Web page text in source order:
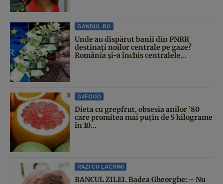
GANDUL.RO
Unde au dispărut banii din PNRR
destinați noilor centrale pe gaze?
România și-a închis centralele...
G4FOOD
Dieta cu grepfrut, obsesia anilor ’80
care promitea mai puțin de 5 kilograme
în 10...
RAZI CU LACRIMI
BANCUL ZILEI. Badea Gheorghe: – Nu